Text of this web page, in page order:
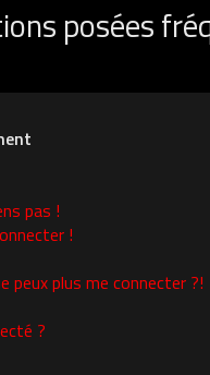
posées
pas !
!
peux plus me connecter ?!
?